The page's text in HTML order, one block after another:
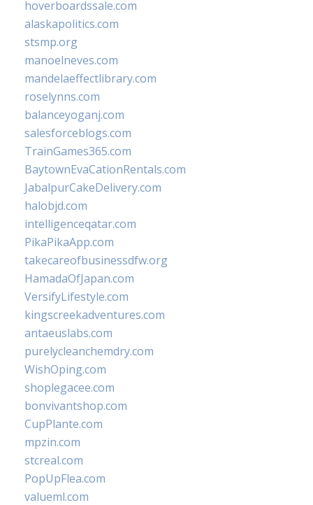
hoverboardssale.com
alaskapolitics.com
stsmp.org
manoelneves.com
mandelaeffectlibrary.com
roselynns.com
balanceyoganj.com
salesforceblogs.com
TrainGames365.com
BaytownEvaCationRentals.com
JabalpurCakeDelivery.com
halobjd.com
intelligenceqatar.com
PikaPikaApp.com
takecareofbusinessdfw.org
HamadaOfJapan.com
VersifyLifestyle.com
kingscreekadventures.com
antaeuslabs.com
purelycleanchemdry.com
WishOping.com
shoplegacee.com
bonvivantshop.com
CupPlante.com
mpzin.com
stcreal.com
PopUpFlea.com
valueml.com